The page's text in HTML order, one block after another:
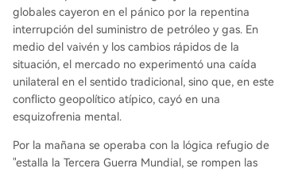
globales cayeron en el pánico por la repentina
interrupción del suministro de petróleo y gas. En
medio del vaivén y los cambios rápidos de la
situación, el mercado no experimentó una caída
unilateral en el sentido tradicional, sino que, en este
conflicto geopolítico atípico, cayó en una
esquizofrenia mental.
Por la mañana se operaba con la lógica refugio de
"estalla la Tercera Guerra Mundial, se rompen las